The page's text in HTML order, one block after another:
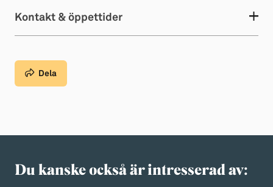
Kontakt & öppettider
Dela
Du kanske också är intresserad av: